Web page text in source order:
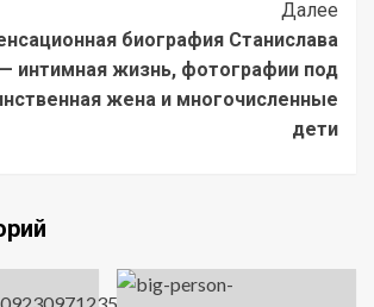
Далее
биография Станислава
интимная жизнь, фотографии под
жена и многочисленные
дети